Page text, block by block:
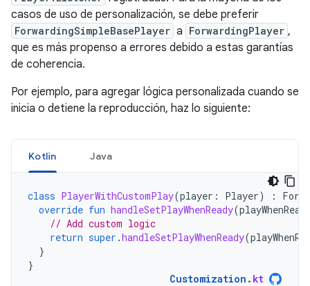
casos de uso de personalización, se debe preferir
ForwardingSimpleBasePlayer a ForwardingPlayer ,
que es más propenso a errores debido a estas garantías
de coherencia.
Por ejemplo, para agregar lógica personalizada cuando se
inicia o detiene la reproducción, haz lo siguiente:
Kotlin Java
class PlayerWithCustomPlay(player : Player) :
override fun handleSetPlayWhenReady(
// Add custom logic
return super .handleSetPlayWhenReady(
}
}
Customization . kt